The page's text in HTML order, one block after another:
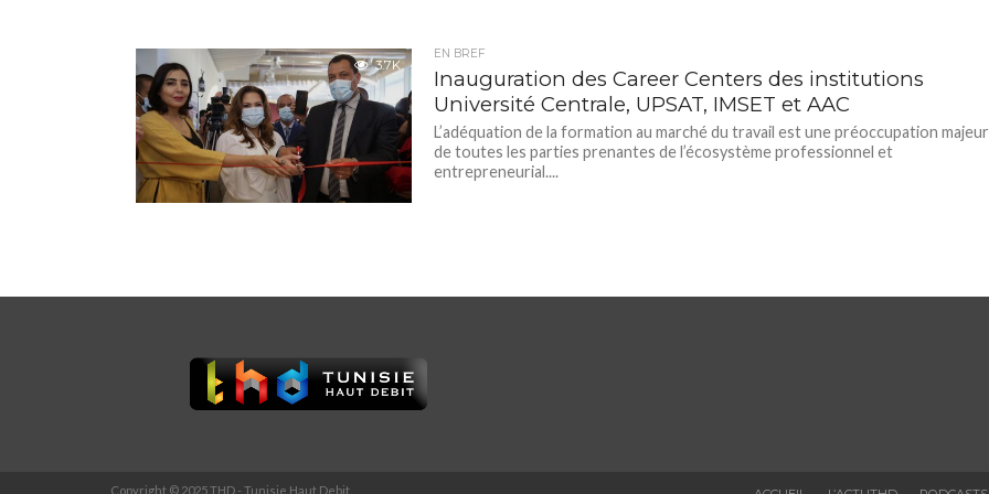
3.7K
EN BREF
Inauguration des Career Centers des institutions
Université Centrale, UPSAT, IMSET et AAC
L’adéquation de la formation au marché du travail est une préoccupation
de toutes les parties prenantes de l’écosystème professionnel et
entrepreneurial....
Copyright © 2025 THD - Tunisie Haut Debit.